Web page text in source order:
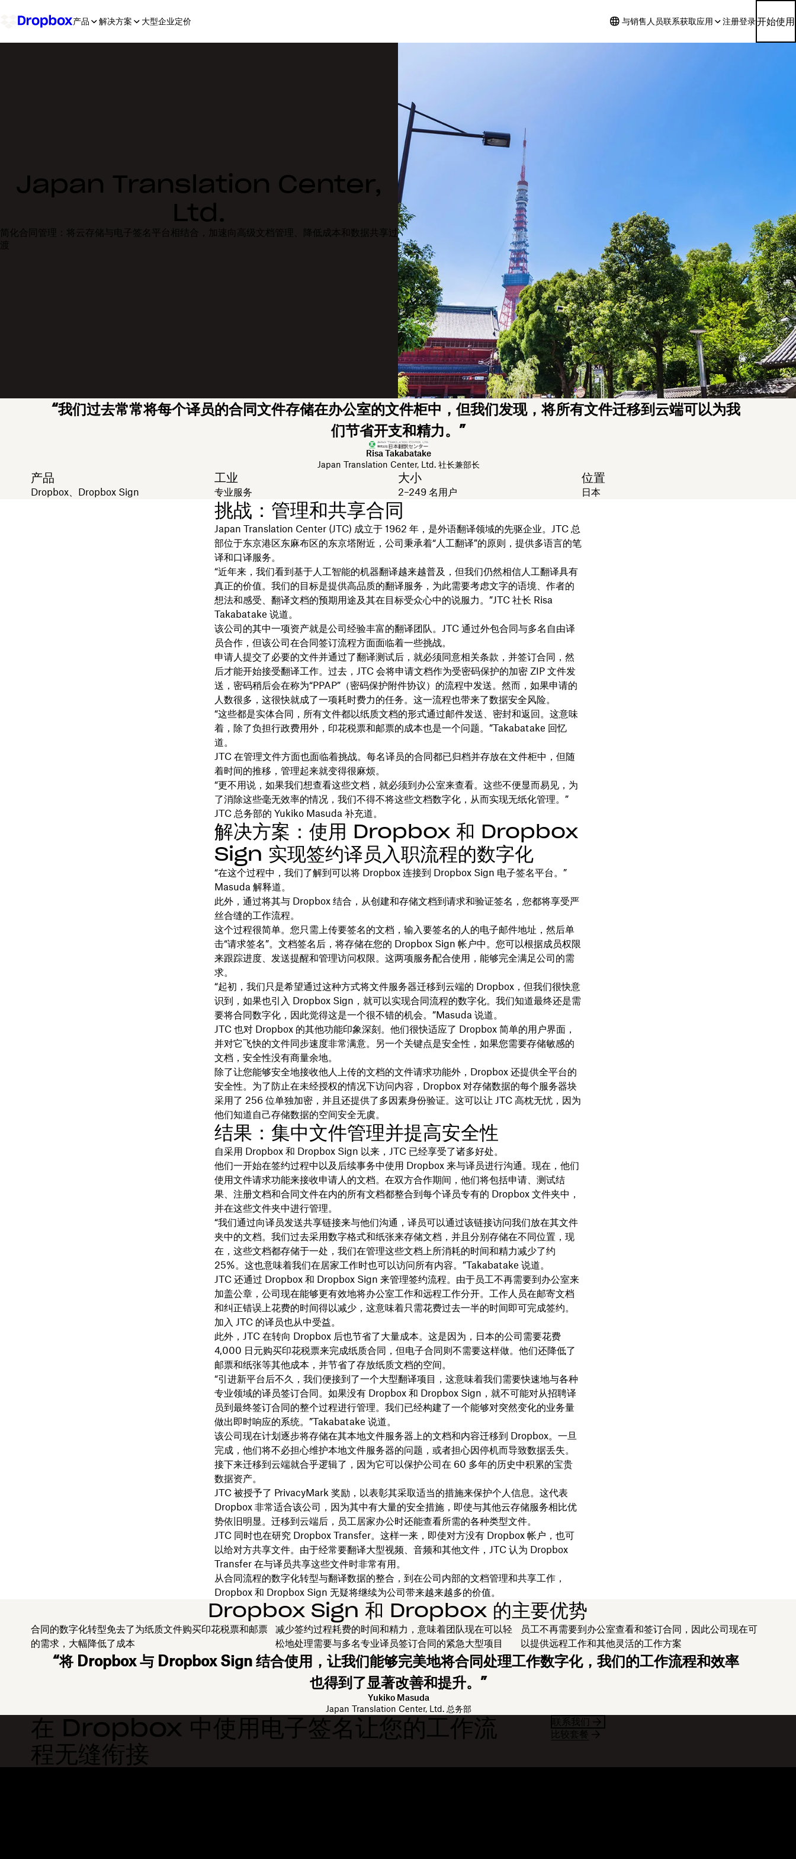
产品 解决方案 大型企业定价 与销售人员联系获取应用 注册登录开始使用
Japan Translation Center,
Ltd.
简化合同管理：将云存储与电子签名平台相结合，加速向高级文档管理、降低成本和数据共享过
渡
“我们过去常常将每个译员的合同文件存储在办公室的文件柜中，但我们发现，将所有文件迁移到云端可以为我
们节省开支和精力。”
Risa Takabatake
Japan Translation Center, Ltd. 社长兼部长
产品
Dropbox、Dropbox Sign
工业
专业服务
大小
2–249 名用户
位置
日本
挑战：管理和共享合同
Japan Translation Center (JTC) 成立于 1962 年，是外语翻译领域的先驱企业。JTC 总
部位于东京港区东麻布区的东京塔附近，公司秉承着“人工翻译”的原则，提供多语言的笔
译和口译服务。
“近年来，我们看到基于人工智能的机器翻译越来越普及，但我们仍然相信人工翻译具有
真正的价值。我们的目标是提供高品质的翻译服务，为此需要考虑文字的语境、作者的
想法和感受、翻译文档的预期用途及其在目标受众心中的说服力。”JTC 社长 Risa
Takabatake 说道。
该公司的其中一项资产就是公司经验丰富的翻译团队。JTC 通过外包合同与多名自由译
员合作，但该公司在合同签订流程方面面临着一些挑战。
申请人提交了必要的文件并通过了翻译测试后，就必须同意相关条款，并签订合同，然
后才能开始接受翻译工作。过去，JTC 会将申请文档作为受密码保护的加密 ZIP 文件发
送，密码稍后会在称为“PPAP”（密码保护附件协议）的流程中发送。然而，如果申请的
人数很多，这很快就成了一项耗时费力的任务。这一流程也带来了数据安全风险。
“这些都是实体合同，所有文件都以纸质文档的形式通过邮件发送、密封和返回。这意味
着，除了负担行政费用外，印花税票和邮票的成本也是一个问题。”Takabatake 回忆
道。
JTC 在管理文件方面也面临着挑战。每名译员的合同都已归档并存放在文件柜中，但随
着时间的推移，管理起来就变得很麻烦。
“更不用说，如果我们想查看这些文档，就必须到办公室来查看。这些不便显而易见，为
了消除这些毫无效率的情况，我们不得不将这些文档数字化，从而实现无纸化管理。”
JTC 总务部的 Yukiko Masuda 补充道。
解决方案：使用 Dropbox 和 Dropbox
Sign 实现签约译员入职流程的数字化
“在这个过程中，我们了解到可以将 Dropbox 连接到 Dropbox Sign 电子签名平台。”
Masuda 解释道。
此外，通过将其与 Dropbox 结合，从创建和存储文档到请求和验证签名，您都将享受严
丝合缝的工作流程。
这个过程很简单。您只需上传要签名的文档，输入要签名的人的电子邮件地址，然后单
击“请求签名”。文档签名后，将存储在您的 Dropbox Sign 帐户中。您可以根据成员权限
来跟踪进度、发送提醒和管理访问权限。这两项服务配合使用，能够完全满足公司的需
求。
“起初，我们只是希望通过这种方式将文件服务器迁移到云端的 Dropbox，但我们很快意
识到，如果也引入 Dropbox Sign，就可以实现合同流程的数字化。我们知道最终还是需
要将合同数字化，因此觉得这是一个很不错的机会。”Masuda 说道。
JTC 也对 Dropbox 的其他功能印象深刻。他们很快适应了 Dropbox 简单的用户界面，
并对它飞快的文件同步速度非常满意。另一个关键点是安全性，如果您需要存储敏感的
文档，安全性没有商量余地。
除了让您能够安全地接收他人上传的文档的文件请求功能外，Dropbox 还提供全平台的
安全性。为了防止在未经授权的情况下访问内容，Dropbox 对存储数据的每个服务器块
采用了 256 位单独加密，并且还提供了多因素身份验证。这可以让 JTC 高枕无忧，因为
他们知道自己存储数据的空间安全无虞。
结果：集中文件管理并提高安全性
自采用 Dropbox 和 Dropbox Sign 以来，JTC 已经享受了诸多好处。
他们一开始在签约过程中以及后续事务中使用 Dropbox 来与译员进行沟通。现在，他们
使用文件请求功能来接收申请人的文档。在双方合作期间，他们将包括申请、测试结
果、注册文档和合同文件在内的所有文档都整合到每个译员专有的 Dropbox 文件夹中，
并在这些文件夹中进行管理。
“我们通过向译员发送共享链接来与他们沟通，译员可以通过该链接访问我们放在其文件
夹中的文档。我们过去采用数字格式和纸张来存储文档，并且分别存储在不同位置，现
在，这些文档都存储于一处，我们在管理这些文档上所消耗的时间和精力减少了约
25%。这也意味着我们在居家工作时也可以访问所有内容。”Takabatake 说道。
JTC 还通过 Dropbox 和 Dropbox Sign 来管理签约流程。由于员工不再需要到办公室来
加盖公章，公司现在能够更有效地将办公室工作和远程工作分开。工作人员在邮寄文档
和纠正错误上花费的时间得以减少，这意味着只需花费过去一半的时间即可完成签约。
加入 JTC 的译员也从中受益。
此外，JTC 在转向 Dropbox 后也节省了大量成本。这是因为，日本的公司需要花费
4,000 日元购买印花税票来完成纸质合同，但电子合同则不需要这样做。他们还降低了
邮票和纸张等其他成本，并节省了存放纸质文档的空间。
“引进新平台后不久，我们便接到了一个大型翻译项目，这意味着我们需要快速地与各种
专业领域的译员签订合同。如果没有 Dropbox 和 Dropbox Sign，就不可能对从招聘译
员到最终签订合同的整个过程进行管理。我们已经构建了一个能够对突然变化的业务量
做出即时响应的系统。”Takabatake 说道。
该公司现在计划逐步将存储在其本地文件服务器上的文档和内容迁移到 Dropbox。一旦
完成，他们将不必担心维护本地文件服务器的问题，或者担心因停机而导致数据丢失。
接下来迁移到云端就合乎逻辑了，因为它可以保护公司在 60 多年的历史中积累的宝贵
数据资产。
JTC 被授予了 PrivacyMark 奖励，以表彰其采取适当的措施来保护个人信息。这代表
Dropbox 非常适合该公司，因为其中有大量的安全措施，即使与其他云存储服务相比优
势依旧明显。迁移到云端后，员工居家办公时还能查看所需的各种类型文件。
JTC 同时也在研究 Dropbox Transfer。这样一来，即使对方没有 Dropbox 帐户，也可
以给对方共享文件。由于经常要翻译大型视频、音频和其他文件，JTC 认为 Dropbox
Transfer 在与译员共享这些文件时非常有用。
从合同流程的数字化转型与翻译数据的整合，到在公司内部的文档管理和共享工作，
Dropbox 和 Dropbox Sign 无疑将继续为公司带来越来越多的价值。
Dropbox Sign 和 Dropbox 的主要优势
合同的数字化转型免去了为纸质文件购买印花税票和邮票
的需求，大幅降低了成本
减少签约过程耗费的时间和精力，意味着团队现在可以轻
松地处理需要与多名专业译员签订合同的紧急大型项目
员工不再需要到办公室查看和签订合同，因此公司现在可
以提供远程工作和其他灵活的工作方案
“将 Dropbox 与 Dropbox Sign 结合使用，让我们能够完美地将合同处理工作数字化，我们的工作流程和效率
也得到了显著改善和提升。”
Yukiko Masuda
Japan Translation Center, Ltd. 总务部
在 Dropbox 中使用电子签名让您的工作流
程无缝衔接
联系我们
比较套餐